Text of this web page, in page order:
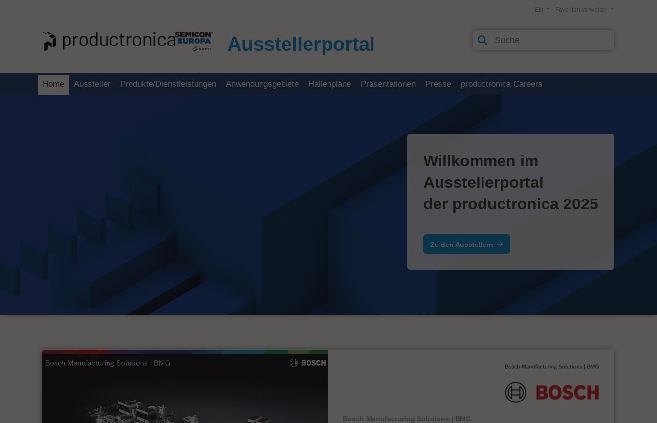
Ausstellerportal
Favoriten verwalten
EN
Home Aussteller Produkte/Dienstleistungen Anwendungsgebiete Hallenpläne Präsentationen Presse productronica Careers
Willkommen im
Ausstellerportal
der productronica 2025
Zu den Ausstellern
Bosch Manufacturing Solutions | BMG